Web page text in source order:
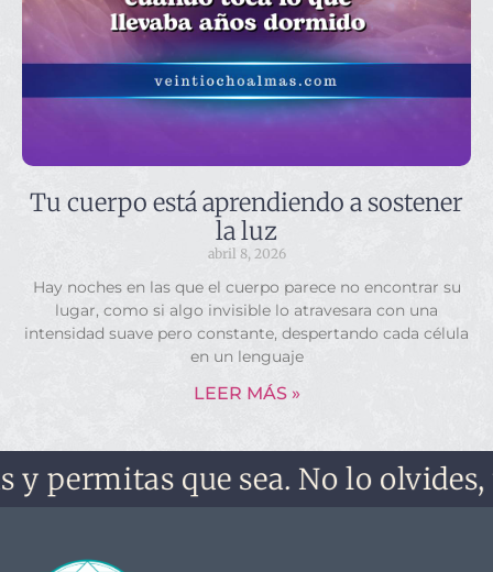
Tu cuerpo está aprendiendo a sostener
la luz
abril 8, 2026
Hay noches en las que el cuerpo parece no encontrar su
lugar, como si algo invisible lo atravesara con una
intensidad suave pero constante, despertando cada célula
en un lenguaje
LEER MÁS »
que sea. No lo olvides, no te